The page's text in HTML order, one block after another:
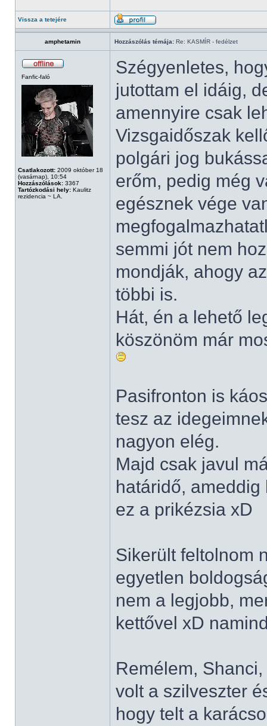
Vissza a tetejére
amphetamin Hozzászólás témája: Re: KASMÍR - fedélzet
Fanfic-faló
Csatlakozott: 2009 október 18
(vasárnap), 10:54
Hozzászólások: 3367
Tartózkodási hely: Kaulitz
rezidencia ~ LA.
Szégyenletes,
jutottam el idáig,
amennyire csak
Vizsgaidőszak
polgári jog
erőm, pedig még
egésznek vége
semmi jót nem
mondják, ahogy
többi is.
Hát, én a lehető
köszönöm már
Pasifronton is
tesz az
nagyon elég.
Majd csak javul
határidő,
ez a prikézsia xD
Sikerült feltolnom
egyetlen
nem a legjobb,
kettővel xD
Remélem,
volt a szilveszter
hogy telt a